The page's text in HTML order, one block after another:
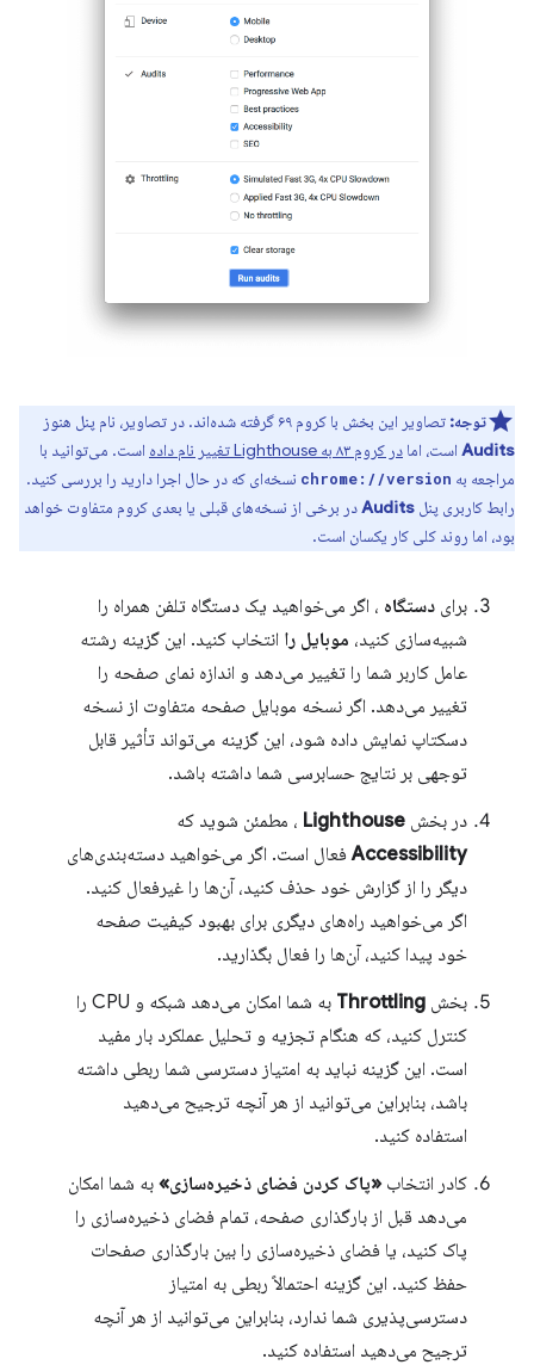
توجه: تصاویر این بخش با کروم ۶۹ گرفته شده‌اند. در تصاویر، نام پنل هنوز
Audits است، اما در کروم ۸۳ به Lighthouse تغییر نام داده
است. می‌توانید با
مراجعه به chrome://version نسخه‌ای که در حال اجرا دارید را بررسی کنید.
رابط کاربری پنل Auditsدر برخی از نسخه‌های قبلی یا بعدی کروم متفاوت خواهد
بود، اما روند کلی کار یکسان است.
برای دستگاه ، اگر می‌خواهید یک دستگاه تلفن همراه را
شبیه‌سازی کنید، موبایل را انتخاب کنید. این گزینه رشته
عامل کاربر شما را تغییر می‌دهد و اندازه نمای صفحه را
تغییر می‌دهد. اگر نسخه موبایل صفحه متفاوت از نسخه
دسکتاپ نمایش داده شود، این گزینه می‌تواند تأثیر قابل
توجهی بر نتایج حسابرسی شما داشته باشد.
در بخش Lighthouse ، مطمئن شوید که
Accessibilityفعال است. اگر می‌خواهید دسته‌بندی‌های
دیگر را از گزارش خود حذف کنید، آن‌ها را غیرفعال کنید.
اگر می‌خواهید راه‌های دیگری برای بهبود کیفیت صفحه
خود پیدا کنید، آن‌ها را فعال بگذارید.
بخش Throttling
به شما امکان می‌دهد شبکه و CPU را
کنترل کنید، که هنگام تجزیه و تحلیل عملکرد بار مفید
است. این گزینه نباید به امتیاز دسترسی شما ربطی داشته
باشد، بنابراین می‌توانید از هر آنچه ترجیح می‌دهید
استفاده کنید.
کادر انتخاب «پاک کردن فضای ذخیره‌سازی» به شما امکان
می‌دهد قبل از بارگذاری صفحه، تمام فضای ذخیره‌سازی را
پاک کنید، یا فضای ذخیره‌سازی را بین بارگذاری صفحات
حفظ کنید. این گزینه احتمالاً ربطی به امتیاز
دسترسی‌پذیری شما ندارد، بنابراین می‌توانید از هر آنچه
ترجیح می‌دهید استفاده کنید.